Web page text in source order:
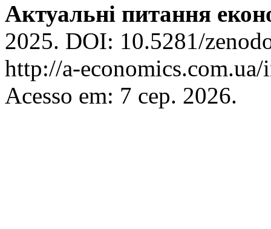
Актуальні питання
2025. DOI: 10.5281/
http://a-
Acesso em: 7 сер. 2026.